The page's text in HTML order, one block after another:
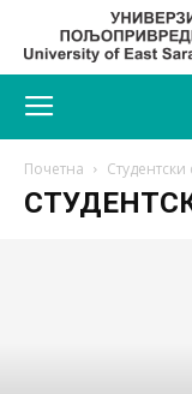
Почетна Студентски